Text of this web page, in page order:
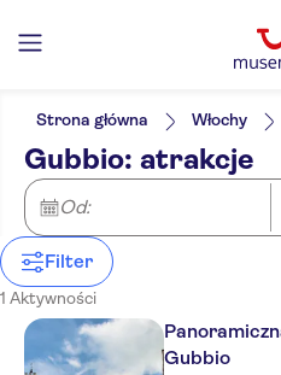
Filtry
NO-PICKUP
Bilet
E-Voucher
Bezpłatne anulowanie
Natychmiastowe
Zajęcia rekreacyjne
Wycieczki
Język
Hiszpański
Francuski
Portugalski
Rosyjski
Chiński
Strona główna Włochy
Gubbio: atrakcje
Od:
Filter
1 Aktywności
Gubbio